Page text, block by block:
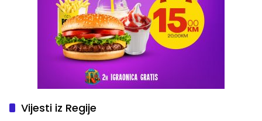
Vijesti iz Regije